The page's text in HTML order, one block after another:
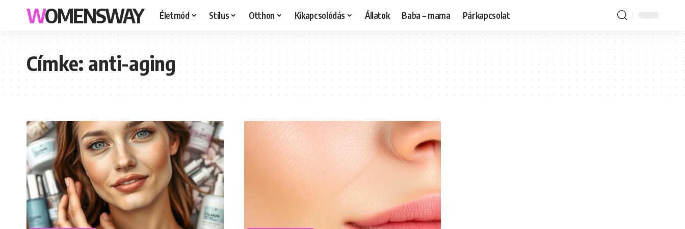
WOMENSWAY Életmód Stílus Otthon Kikapcsolódás Állatok Baba – mama Párkapcsolat
Címke:anti-aging